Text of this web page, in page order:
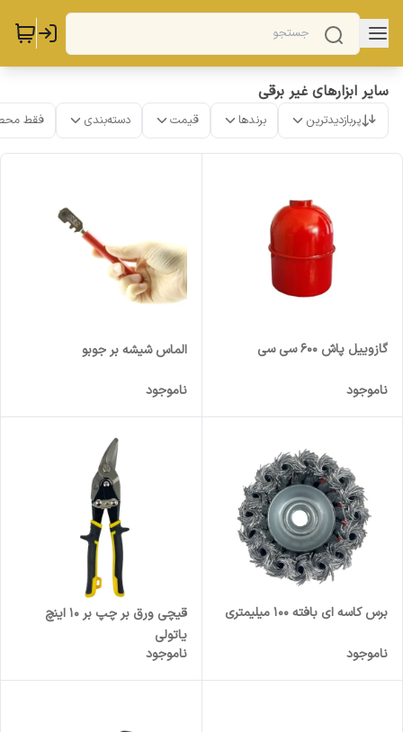
سایر ابزارهای غیر برقی
پربازدیدترین برندها قیمت دسته‌بندی فقط
گازوییل پاش 600 سی سی
ناموجود
الماس شیشه بر جوبو
ناموجود
برس کاسه ای بافته 100 میلیمتری
ناموجود
قیچی ورق بر چپ بر 10 اینچ
یاتولی
ناموجود